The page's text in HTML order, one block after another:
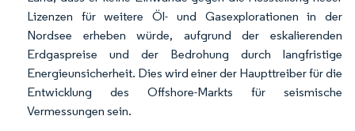
Lizenzen für weitere Öl- und Gasexplorationen in der
Nordsee erheben würde, aufgrund der eskalierenden
Erdgaspreise und der Bedrohung durch langfristige
Energieunsicherheit. Dies wird einer der Haupttreiber für die
Entwicklung des Offshore-Markts für seismische
Vermessungen sein.